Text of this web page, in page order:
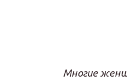
Многие